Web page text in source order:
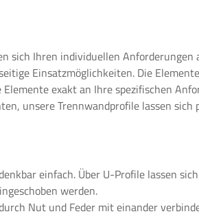
sich Ihren individuellen
Einsatzmöglichkeiten. Die
exakt an Ihre spezifischen
unsere Trennwandprofile lassen
einfach. Über U-Profile lassen
werden.
Nut und Feder mit einander